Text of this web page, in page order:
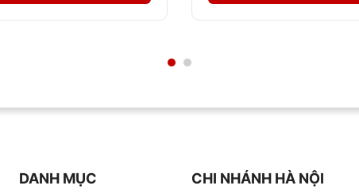
đa dụng
DANH MỤC CHI NHÁNH HÀ NỘI